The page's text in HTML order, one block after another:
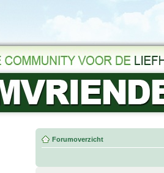
Forumoverzicht